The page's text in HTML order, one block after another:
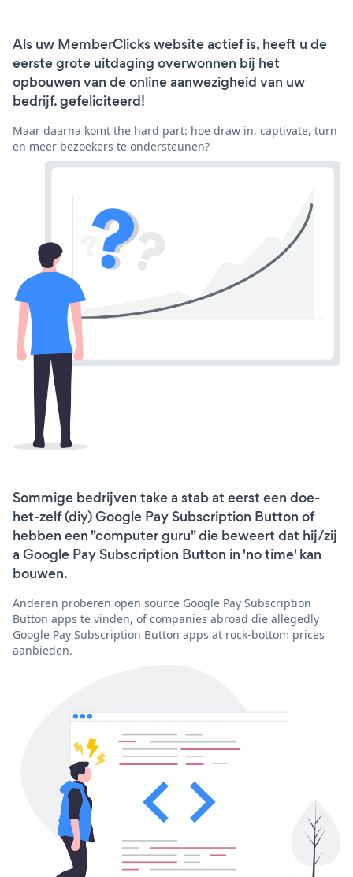
Als uw MemberClicks website actief is, heeft u de
eerste grote uitdaging overwonnen bij het
opbouwen van de online aanwezigheid van uw
bedrijf. gefeliciteerd!
Maar daarna komt the hard part: hoe draw in, captivate, turn
en meer bezoekers te ondersteunen?
Sommige bedrijven take a stab at eerst een doe-
het-zelf (diy) Google Pay Subscription Button of
hebben een "computer guru" die beweert dat hij/zij
a Google Pay Subscription Button in 'no time' kan
bouwen.
Anderen proberen open source Google Pay Subscription
Button apps te vinden, of companies abroad die allegedly
Google Pay Subscription Button apps at rock-bottom prices
aanbieden.